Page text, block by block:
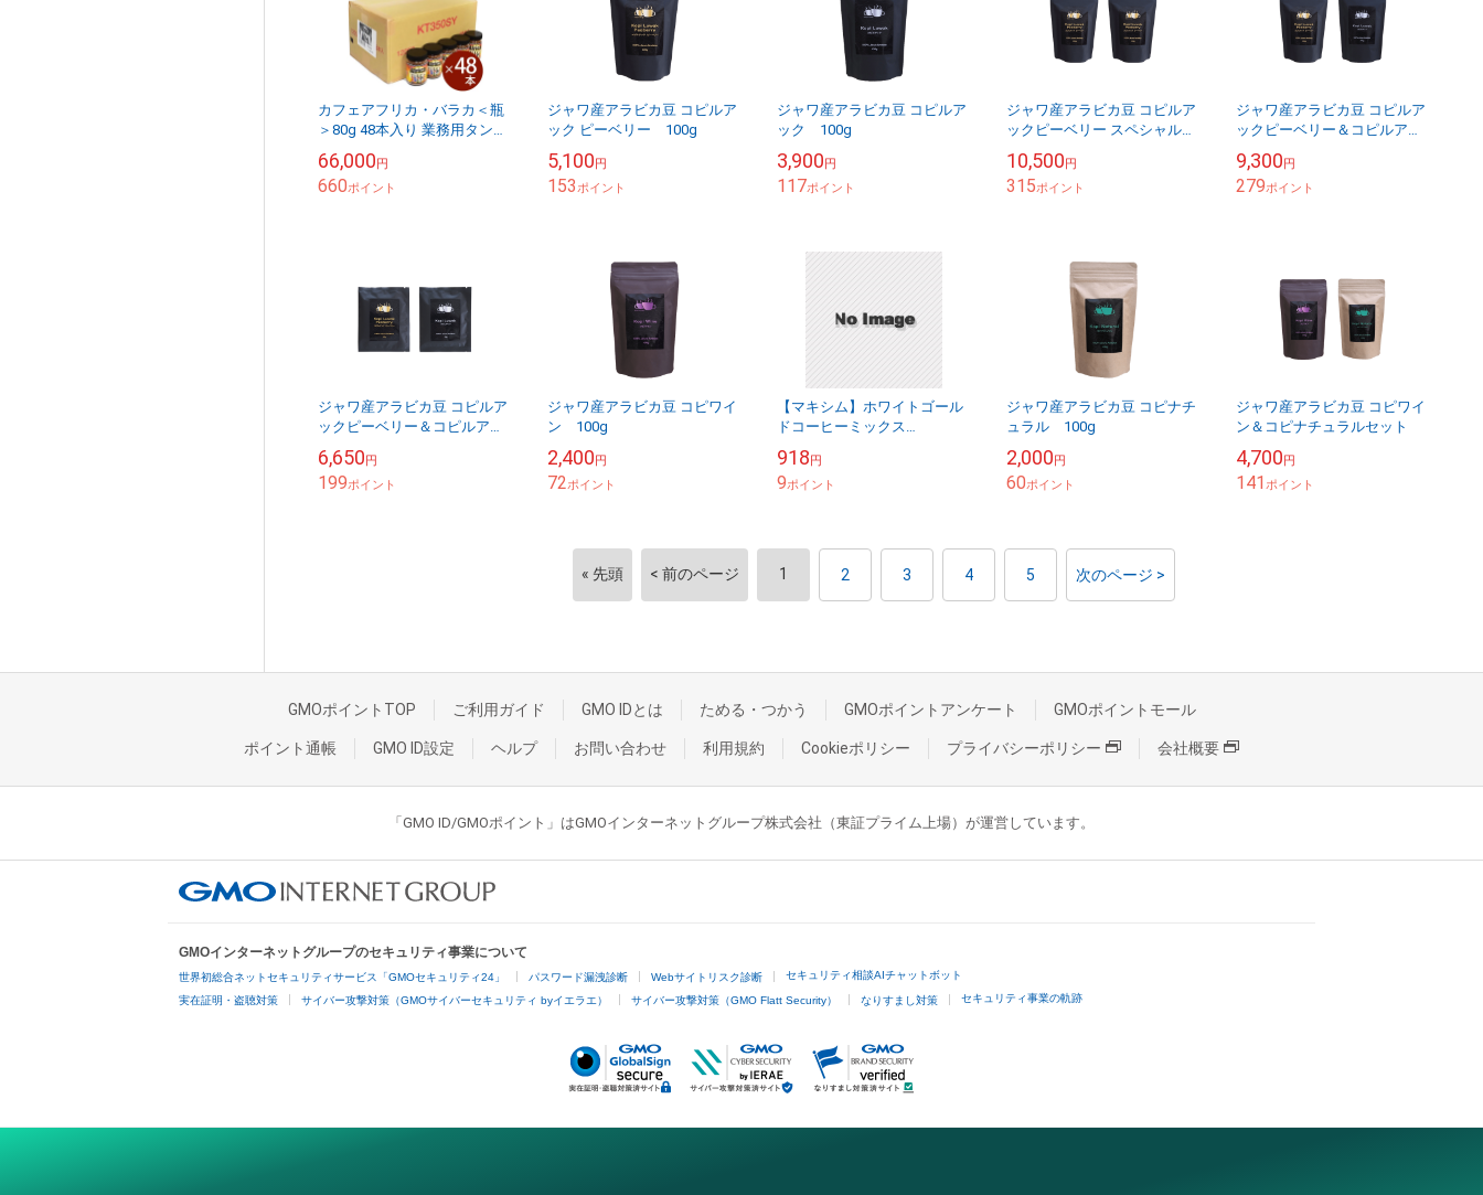
カフェアフリカ・バラカ＜瓶
＞80g 48本入り 業務用タンザ
ヒースイーツ作りにも！■全
国送料無料■
66,000円
660ポイント
ジャワ産アラビカ豆 コピルア
ック ピーベリー 100g
5,100円
153ポイント
ジャワ産アラビカ豆 コピルア
ック 100g
3,900円
117ポイント
ジャワ産アラビカ豆 コピルア
ックピーベリー スペシャルセ
10,500円
315ポイント
ジャワ産アラビカ豆 コピルア
ックピーベリー＆コピルアッ
9,300円
279ポイント
ジャワ産アラビカ豆 コピルア
ックピーベリー＆コピルアッ
不可）
6,650円
199ポイント
ジャワ産アラビカ豆 コピワイ
ン 100g
2,400円
72ポイント
【マキシム】ホワイトゴール
ドコーヒーミックス
918円
9ポイント
ジャワ産アラビカ豆 コピナチ
ュラル 100g
2,000円
60ポイント
ジャワ産アラビカ豆 コピワイ
ン＆コピナチュラルセット
4,700円
141ポイント
« 先頭 < 前のページ 1 2 3 4 5 次のページ >
GMOポイントTOP ご利用ガイド GMO IDとは ためる・つかう GMOポイントアンケート GMOポイントモール
ポイント通帳 GMO ID設定 ヘルプ お問い合わせ 利用規約 Cookieポリシー プライバシーポリシー 会社概要
「GMO ID/GMOポイント」はGMOインターネットグループ株式会社（東証プライム上場）が運営しています。
GMOインターネットグループのセキュリティ事業について
世界初総合ネットセキュリティサービス「GMOセキュリティ24」 パスワード漏洩診断 Webサイトリスク診断 セキュリティ相談AIチャットボット
実在証明・盗聴対策 サイバー攻撃対策（GMOサイバーセキュリティ byイエラエ） サイバー攻撃対策（GMO Flatt Security） なりすまし対策 セキュリティ事業の軌跡